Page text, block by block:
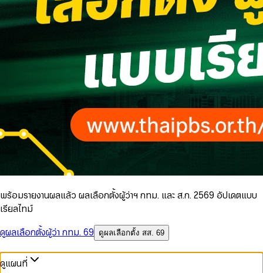
พร้อมรายงานผลแล้ว ผลเลือกตั้งผู้ว่าฯ กทม. และ ส.ก. 2569 อัปเดตแบบ
เรียลไทม์
ดูผลเลือกตั้งผู้ว่า กทม. 69
ดูผลเลือกตั้ง สส. 69
ดูแผนที่